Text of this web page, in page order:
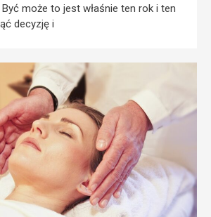
może to jest właśnie ten rok i ten
decyzję i